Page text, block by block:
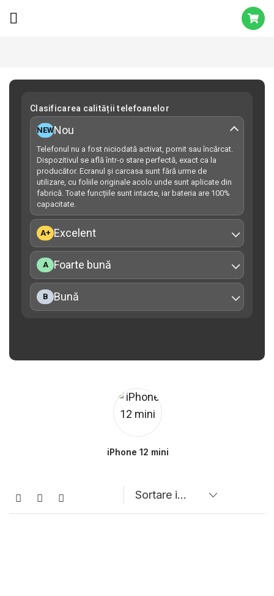
Clasificarea calității telefoanelor
NEWNou
Telefonul nu a fost niciodată activat, pornit sau încărcat.
Dispozitivul se află într-o stare perfectă, exact ca la
producător. Ecranul și carcasa sunt fără urme de
utilizare, cu foliile originale acolo unde sunt aplicate din
fabrică. Toate funcțiile sunt intacte, iar bateria are 100%
capacitate.
A+ Excelent
A Foarte bună
B Bună
iPhone 12 mini